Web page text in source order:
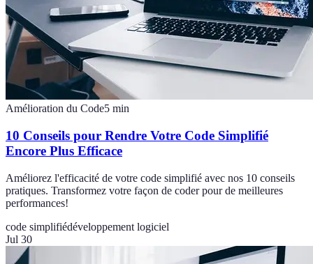
Amélioration du Code5 min
10 Conseils pour Rendre Votre Code Simplifié
Encore Plus Efficace
Améliorez l'efficacité de votre code simplifié avec nos 10 conseils
pratiques. Transformez votre façon de coder pour de meilleures
performances!
code simplifiédéveloppement logiciel
Jul 30